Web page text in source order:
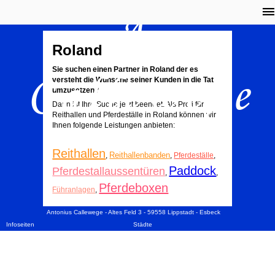
A.
Callewege
Roland
Sie suchen einen Partner in Roland der es
versteht die Wünsche seiner Kunden in die Tat
umzusetzen?
Dann ist Ihre Suche jetzt beendet. Als Profi für
Reithallen und Pferdeställe in Roland können wir
Ihnen folgende Leistungen anbieten:
Reithallen, Reithallenbanden, Pferdeställe,
Pferdestallaussentüren, Paddock,
Führanlagen, Pferdeboxen
Antonius Callewege - Altes Feld 3 - 59558 Lippstadt - Esbeck
Infoseiten
Städte